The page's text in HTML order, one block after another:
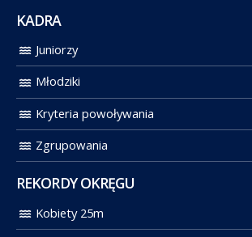
KADRA
Juniorzy
Młodziki
Kryteria powoływania
Zgrupowania
REKORDY OKRĘGU
Kobiety 25m